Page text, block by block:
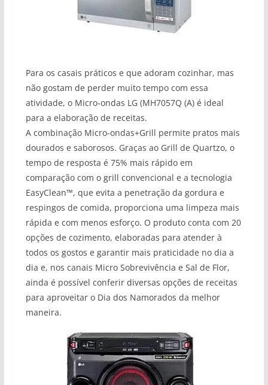
Para os casais práticos e que adoram cozinhar, mas
não gostam de perder muito tempo com essa
atividade, o Micro-ondas LG (MH7057Q (A) é ideal
para a elaboração de receitas.
A combinação Micro-ondas+Grill permite pratos mais
dourados e saborosos. Graças ao Grill de Quartzo, o
tempo de resposta é 75% mais rápido em
comparação com o grill convencional e a tecnologia
EasyClean™, que evita a penetração da gordura e
respingos de comida, proporciona uma limpeza mais
rápida e com menos esforço. O produto conta com 20
opções de cozimento, elaboradas para atender à
todos os gostos e garantir mais praticidade no dia a
dia e, nos canais Micro Sobrevivência e Sal de Flor,
ainda é possível conferir diversas opções de receitas
para aproveitar o Dia dos Namorados da melhor
maneira.